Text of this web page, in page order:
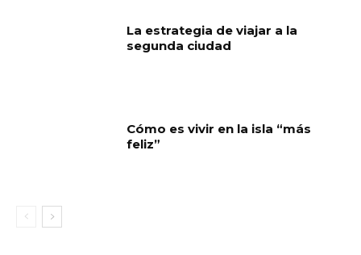
La estrategia de viajar a la
segunda ciudad
Cómo es vivir en la isla “más
feliz”